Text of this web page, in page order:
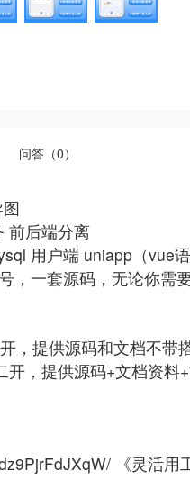
问答（0）
前后端分离
用户端 uniapp（vue
，一套源码，无论你
，提供源码和文档不带
，提供源码+文档资料
《灵活用